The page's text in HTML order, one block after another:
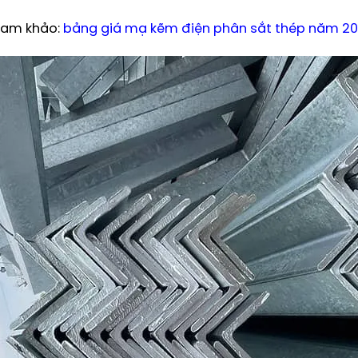
khảo: bảng giá mạ kẽm điện phân sắt thép năm